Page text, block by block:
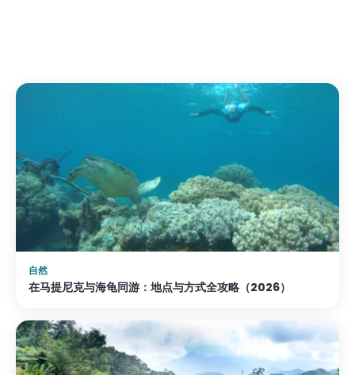
自然
在马提尼克与海龟同游：地点与方式全攻略（2026）